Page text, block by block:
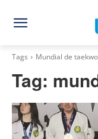
Tags Mundial de
Tag: